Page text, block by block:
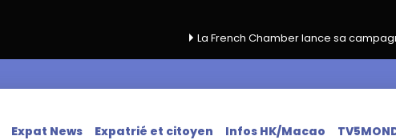
La French Chamber lance sa campagne de
Expat News Expatrié et citoyen Infos HK/Macao